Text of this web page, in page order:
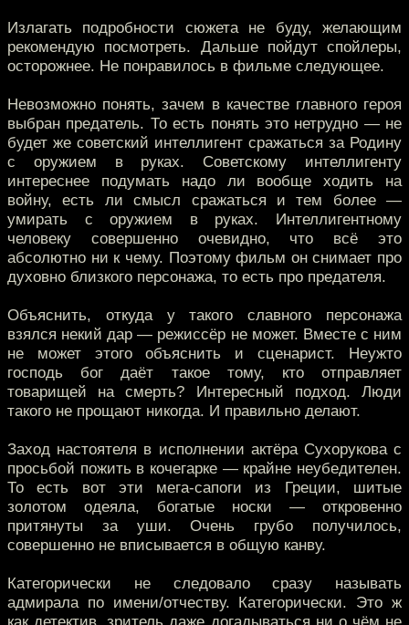
Излагать подробности сюжета не буду, желающим
рекомендую посмотреть. Дальше пойдут спойлеры,
осторожнее. Не понравилось в фильме следующее.
Невозможно понять, зачем в качестве главного героя
выбран предатель. То есть понять это нетрудно — не
будет же советский интеллигент сражаться за Родину
с оружием в руках. Советскому интеллигенту
интереснее подумать надо ли вообще ходить на
войну, есть ли смысл сражаться и тем более —
умирать с оружием в руках. Интеллигентному
человеку совершенно очевидно, что всё это
абсолютно ни к чему. Поэтому фильм он снимает про
духовно близкого персонажа, то есть про предателя.
Объяснить, откуда у такого славного персонажа
взялся некий дар — режиссёр не может. Вместе с ним
не может этого объяснить и сценарист. Неужто
господь бог даёт такое тому, кто отправляет
товарищей на смерть? Интересный подход. Люди
такого не прощают никогда. И правильно делают.
Заход настоятеля в исполнении актёра Сухорукова с
просьбой пожить в кочегарке — крайне неубедителен.
То есть вот эти мега-сапоги из Греции, шитые
золотом одеяла, богатые носки — откровенно
притянуты за уши. Очень грубо получилось,
совершенно не вписывается в общую канву.
Категорически не следовало сразу называть
адмирала по имени/отчеству. Категорически. Это ж